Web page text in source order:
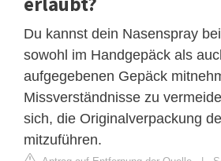
Du kannst dein Nasenspray
sowohl im Handgepäck als
aufgegebenen Gepäck
Missverständnisse zu
sich, die Originalverpackung
mitzuführen.